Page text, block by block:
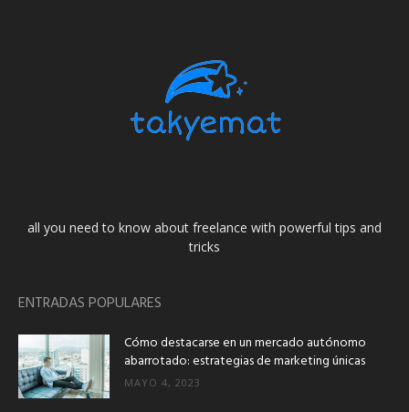
all you need to know about freelance with powerful tips and
tricks
ENTRADAS POPULARES
Cómo destacarse en un mercado autónomo
abarrotado: estrategias de marketing únicas
MAYO 4, 2023